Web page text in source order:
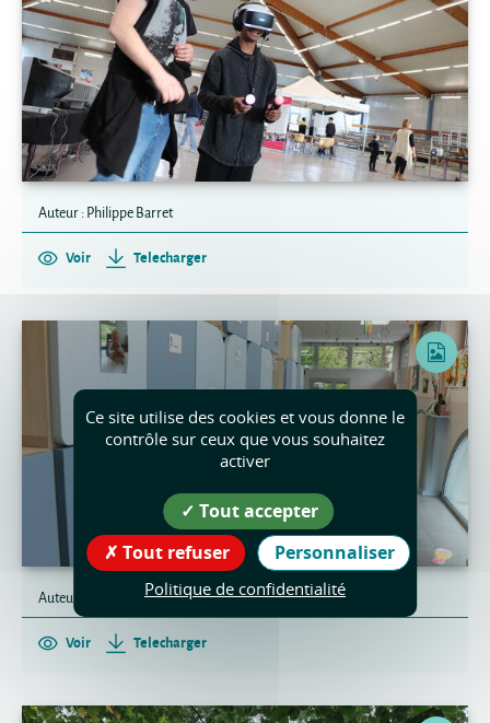
Auteur : Philippe Barret
Voir Telecharger
Auteur : Philippe Barret
Voir Telecharger
Ce site utilise des cookies et vous donne le
contrôle sur ceux que vous souhaitez
activer
Tout accepter
Tout refuser
Personnaliser
Politique de confidentialité